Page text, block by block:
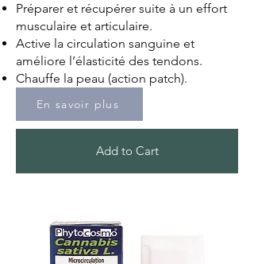
Préparer et récupérer suite à un effort
musculaire et articulaire.
Active la circulation sanguine et
améliore l’élasticité des tendons.
Chauffe la peau (action patch).
En savoir plus
Add to Cart